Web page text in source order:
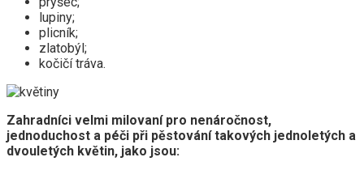
lupiny;
plicník;
zlatobýl;
kočičí tráva.
Zahradníci velmi milovaní pro nenáročnost,
jednoduchost a péči při pěstování takových jednoletých a
dvouletých květin, jako jsou: